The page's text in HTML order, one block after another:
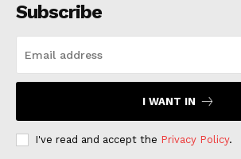
Subscribe
I WANT IN
I've read and accept the Privacy Policy.